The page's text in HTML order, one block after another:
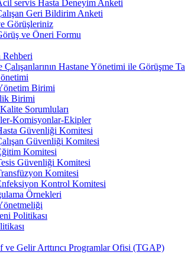
servis Hasta Deneyim Anketi
Geri Bildirim Anketi
Görüşleriniz
ve Öneri Formu
Rehberi
Çalışanlarının Hastane Yönetimi ile Görüşme
Birimi
Birimi
Sorumluları
Komisyonlar-Ekipler
Güvenliği Komitesi
Güvenliği Komitesi
Komitesi
Güvenliği Komitesi
Komitesi
Kontrol Komitesi
Örnekleri
Politikası
ve Gelir Arttırıcı Programlar Ofisi (TGAP)